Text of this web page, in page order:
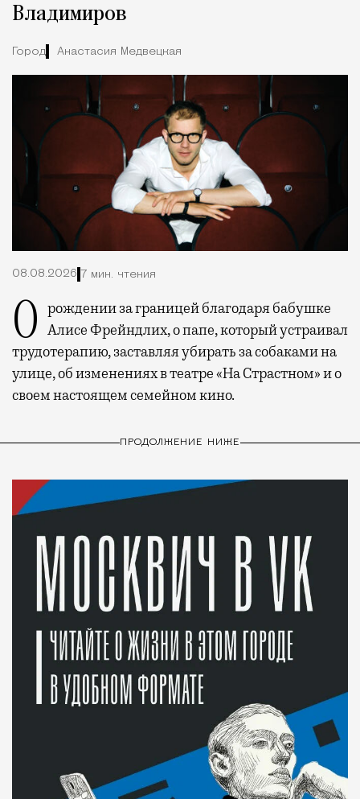
Владимиров
Город Анастасия Медвецкая
08.08.2026 7 мин. чтения
О рождении за границей благодаря бабушке Алисе Фрейндлих, о папе, который устраивал
трудотерапию, заставляя убирать за собаками на
улице, об изменениях в театре «На Страстном» и о
своем настоящем семейном кино.
ПРОДОЛЖЕНИЕ НИЖЕ